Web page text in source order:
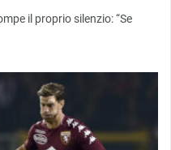
il proprio silenzio: “Se